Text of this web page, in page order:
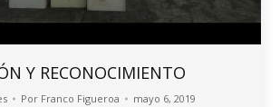
Y RECONOCIMIENTO
Por Franco Figueroa mayo 6, 2019